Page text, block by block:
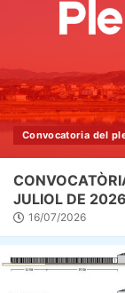
Convocatoria del
JULIOL DE 2026
16/07/2026